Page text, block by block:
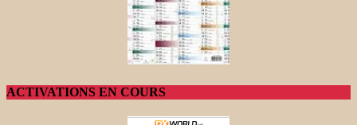
ACTIVATIONS EN COURS